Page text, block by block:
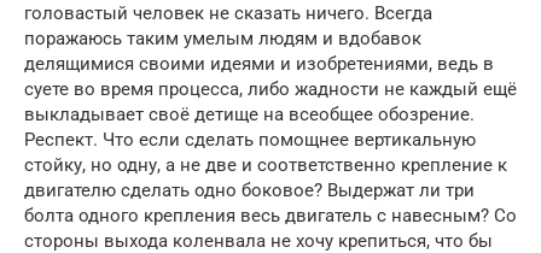
головастый человек не сказать ничего. Всегда
поражаюсь таким умелым людям и вдобавок
делящимися своими идеями и изобретениями, ведь в
суете во время процесса, либо жадности не каждый ещё
выкладывает своё детище на всеобщее обозрение.
Респект. Что если сделать помощнее вертикальную
стойку, но одну, а не две и соответственно крепление к
двигателю сделать одно боковое? Выдержат ли три
болта одного крепления весь двигатель с навесным? Со
стороны выхода коленвала не хочу крепиться, что бы